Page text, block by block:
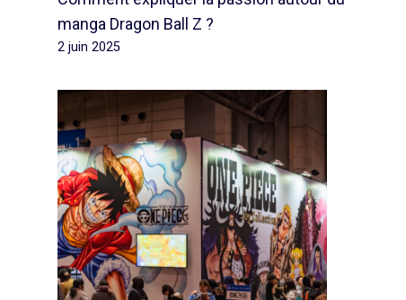
manga Dragon Ball Z ?
2 juin 2025